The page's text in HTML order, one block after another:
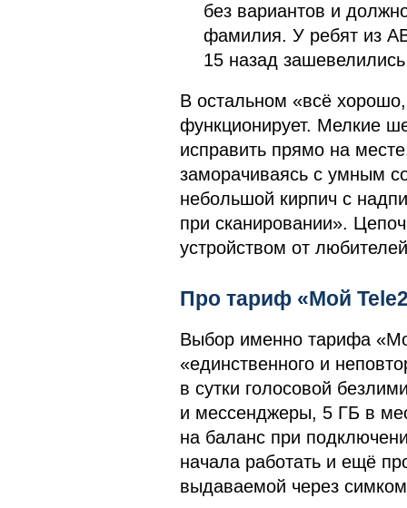
без вариантов и
фамилия. У ребят из
15 назад
В остальном «всё
функционирует. Мелкие
исправить прямо на
заморачиваясь с умным
небольшой кирпич с
при сканировании».
устройством от
Про тариф «Мой
Выбор именно тарифа
«единственного и
в сутки голосовой
и мессенджеры, 5 ГБ в
на баланс при
начала работать и ещё
выдаваемой через